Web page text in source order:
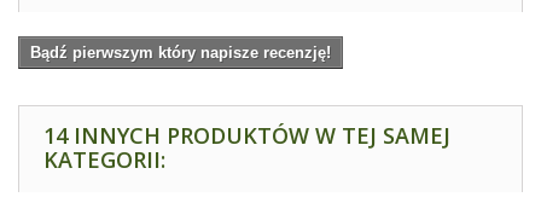
Bądź pierwszym który napisze recenzję!
14 INNYCH PRODUKTÓW W TEJ SAMEJ
KATEGORII: